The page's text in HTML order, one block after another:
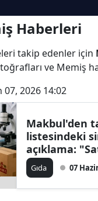
Haberleri
takip edenler için
ve Memiş
07, 2026 14:02
Makbul'den
listesindeki
açıklama:
durdurup
karantinaya
Gıda 07